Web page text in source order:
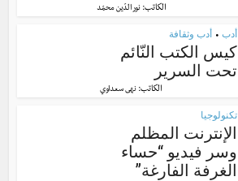
الكاتب:نور الدّين محمّد
أدب • أدب وثقافة
كيس الكتب النّائم
تحت السرير
الكاتب: نهى سعداوي
تكنولوجيا
الإنترنت المظلم
وسر فيديو “حساء
الغرفة الفارغة”